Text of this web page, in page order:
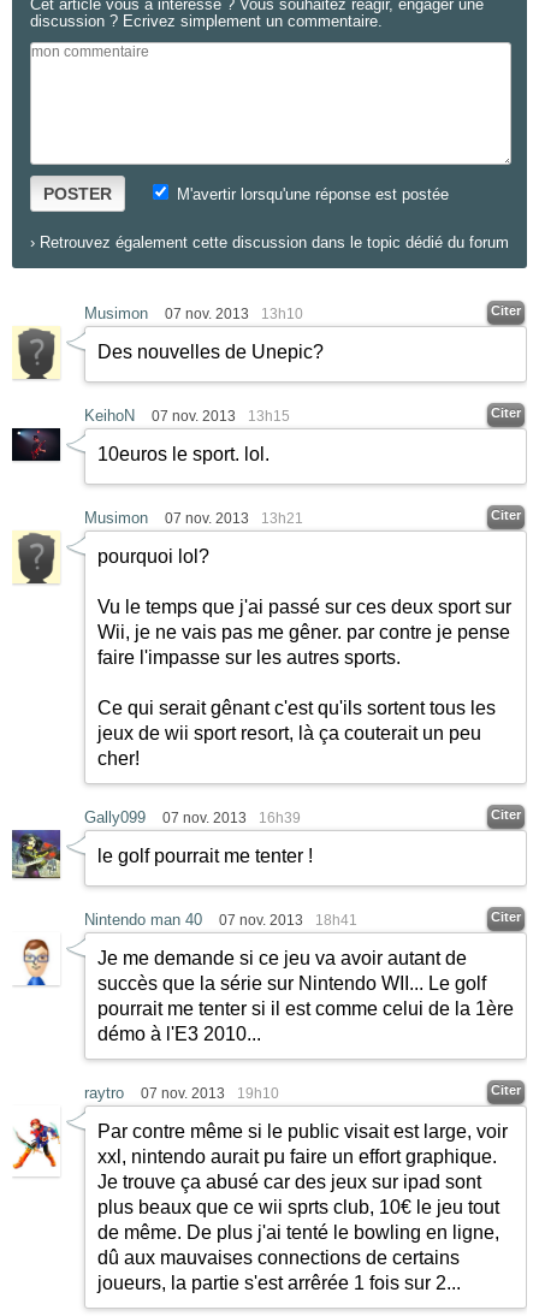
Cet article vous a intéressé ? Vous souhaitez réagir, engager une
discussion ? Ecrivez simplement un commentaire.
POSTER M'avertir lorsqu'une réponse est postée
› Retrouvez également cette discussion dans le topic dédié du forum
Musimon 07 nov. 2013 13h10 Citer
Des nouvelles de Unepic?
KeihoN 07 nov. 2013 13h15 Citer
10euros le sport. lol.
Musimon 07 nov. 2013 13h21 Citer
pourquoi lol?
Vu le temps que j'ai passé sur ces deux sport sur
Wii, je ne vais pas me gêner. par contre je pense
faire l'impasse sur les autres sports.
Ce qui serait gênant c'est qu'ils sortent tous les
jeux de wii sport resort, là ça couterait un peu
cher!
Gally099 07 nov. 2013 16h39 Citer
le golf pourrait me tenter !
Nintendo man 40 07 nov. 2013 18h41 Citer
Je me demande si ce jeu va avoir autant de
succès que la série sur Nintendo WII... Le golf
pourrait me tenter si il est comme celui de la 1ère
démo à l'E3 2010...
raytro 07 nov. 2013 19h10 Citer
Par contre même si le public visait est large, voir
xxl, nintendo aurait pu faire un effort graphique.
Je trouve ça abusé car des jeux sur ipad sont
plus beaux que ce wii sprts club, 10€ le jeu tout
de même. De plus j'ai tenté le bowling en ligne,
dû aux mauvaises connections de certains
joueurs, la partie s'est arrêrée 1 fois sur 2...